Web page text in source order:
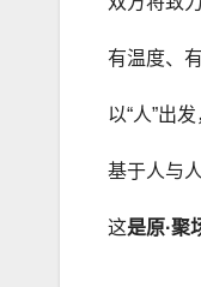
有温度、
以“人”出发
基于人与
这是原·聚